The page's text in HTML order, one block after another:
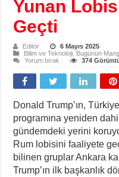
Yunan
Geçti
Editör
6 Mayıs 2025
Bilim ve Teknoloji Bugünün
Yorum bırak
374
Donald Trump’ın,
programına yeniden
gündemdeki yerini
Rum lobisini faaliyete
bilinen gruplar Ankara
Trump’ın ilk başkanlık